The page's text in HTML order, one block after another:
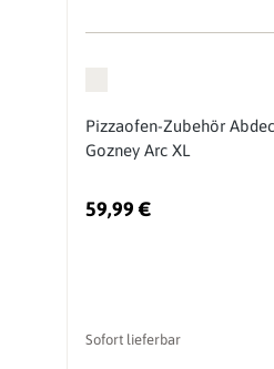
Pizzaofen-Zubehör
Gozney Arc XL
59,99 €
Sofort lieferbar